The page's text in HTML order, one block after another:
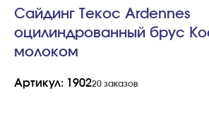
Сайдинг Текос Ardennes
оцилиндрованный брус
молоком
Артикул: 190220 заказов